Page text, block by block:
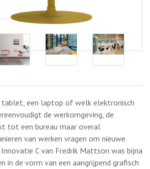
tablet, een laptop of welk elektronisch
de werkomgeving, de
tot een bureau maar overal
van werken vragen om nieuwe
C van Fredrik Mattson was bijna
in de vorm van een aangrijpend grafisch